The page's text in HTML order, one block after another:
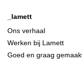
_lamett
Ons verhaal
Werken bij Lamett
Goed en graag